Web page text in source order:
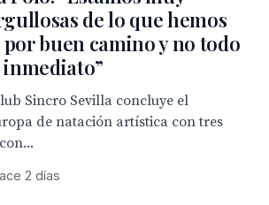
de lo que hemos
por buen camino y no todo
Sincro Sevilla concluye el
de natación artística con tres
2 días